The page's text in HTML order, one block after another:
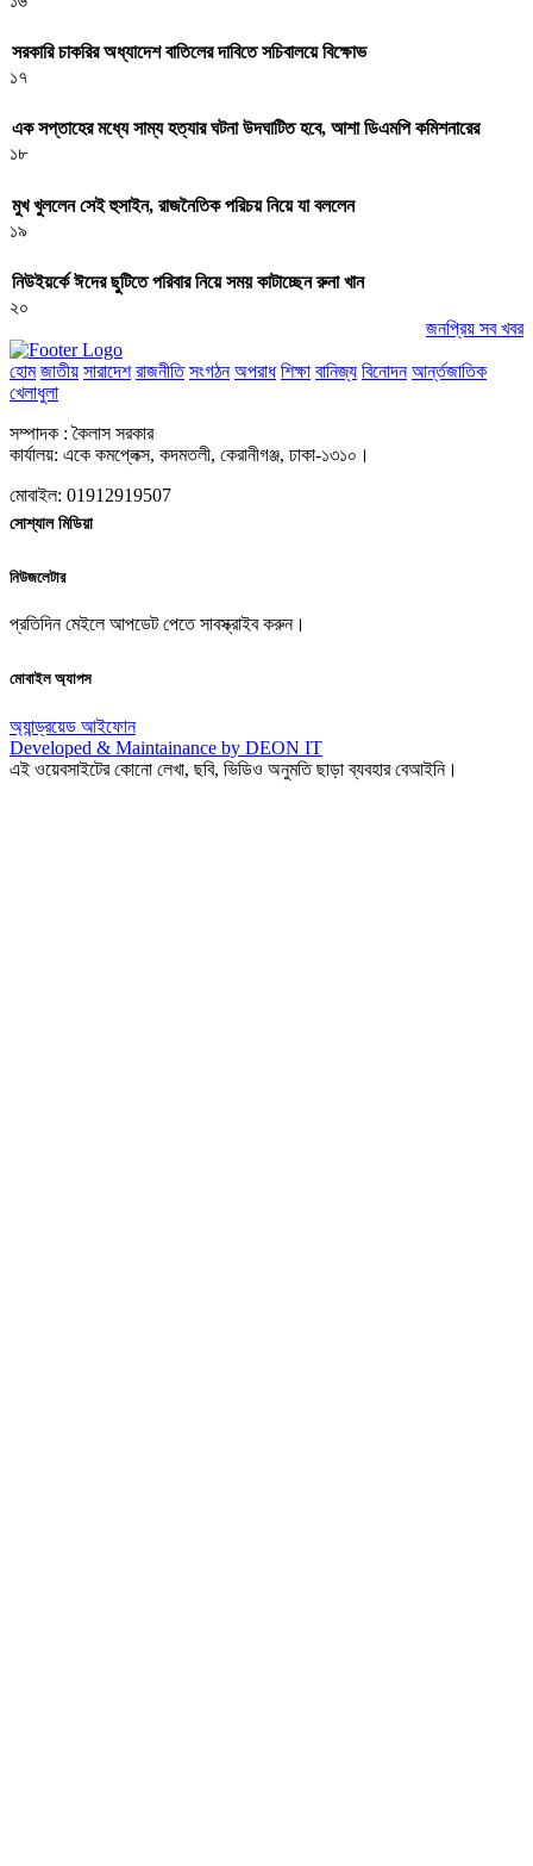
সরকারি চাকরির অধ্যাদেশ বাতিলের দাবিতে সচিবালয়ে বিক্ষোভ
১৭
এক সপ্তাহের মধ্যে সাম্য হত্যার ঘটনা উদঘাটিত হবে, আশা ডিএমপি কমিশনারের
১৮
মুখ খুললেন সেই হুসাইন, রাজনৈতিক পরিচয় নিয়ে যা বললেন
১৯
নিউইয়র্কে ঈদের ছুটিতে পরিবার নিয়ে সময় কাটাচ্ছেন রুনা খান
২০
জনপ্রিয় সব খবর
হোম জাতীয় সারাদেশ রাজনীতি সংগঠন অপরাধ শিক্ষা বানিজ্য বিনোদন আর্ন্তজাতিক
খেলাধুলা
সম্পাদক : কৈলাস সরকার
কার্যালয়: একে কমপ্লেক্স, কদমতলী, কেরানীগঞ্জ, ঢাকা-১৩১০।
মোবাইল: 01912919507
সোশ্যাল মিডিয়া
নিউজলেটার
প্রতিদিন মেইলে আপডেট পেতে সাবস্ক্রাইব করুন।
মোবাইল অ্যাপস
অ্যান্ড্রয়েড আইফোন
Developed & Maintainance by DEON IT
এই ওয়েবসাইটের কোনো লেখা, ছবি, ভিডিও অনুমতি ছাড়া ব্যবহার বেআইনি।